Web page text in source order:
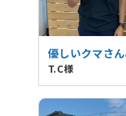
優しいクマさ
T.C様